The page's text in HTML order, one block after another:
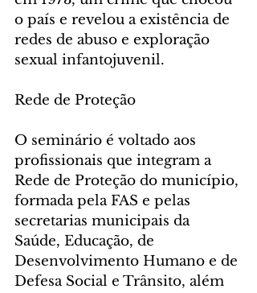
o país e revelou a existência de
redes de abuso e exploração
sexual infantojuvenil.
Rede de Proteção
O seminário é voltado aos
profissionais que integram a
Rede de Proteção do município,
formada pela FAS e pelas
secretarias municipais da
Saúde, Educação, de
Desenvolvimento Humano e de
Defesa Social e Trânsito, além